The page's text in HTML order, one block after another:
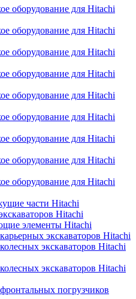
оборудование для Hitachi
оборудование для Hitachi
оборудование для Hitachi
оборудование для Hitachi
оборудование для Hitachi
оборудование для Hitachi
оборудование для Hitachi
оборудование для Hitachi
оборудование для Hitachi
части Hitachi
Hitachi
элементы Hitachi
экскаваторов Hitachi
экскаваторов Hitachi
экскаваторов Hitachi
погрузчиков